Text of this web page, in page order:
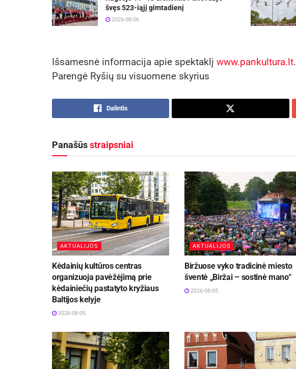
švęs 523-iąjį gimtadienį
2026-08-06
Išsamesnė informacija apie spektaklį www.pankultura.lt.
Parengė Ryšių su visuomene skyrius
Dalintis
Panašūsstraipsniai
AKTUALIJOS
Kėdainių kultūros centras
organizuoja pavėžėjimą prie
kėdainiečių pastatyto kryžiaus
Baltijos kelyje
2026-08-05
AKTUALIJOS
Biržuose vyko tradicinė miesto
šventė „Biržai – sostinė mano“
2026-08-05